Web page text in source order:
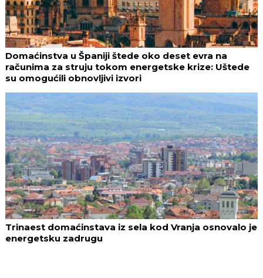
Domaćinstva u Španiji štede oko deset evra na
računima za struju tokom energetske krize: Uštede
su omogućili obnovljivi izvori
Trinaest domaćinstava iz sela kod Vranja osnovalo je
energetsku zadrugu